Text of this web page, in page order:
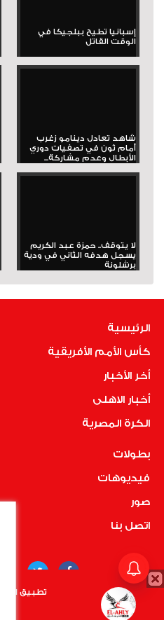
إسبانيا تطيح ببلجيكا في
الوقت القاتل
شاهد تعادل دينامو زغرب
أمام ثون في تصفيات دوري
الأبطال وعدم مشاركة...
لا يتوقف.. حمزة عبد الكريم
يسجل هدفه الثاني في ودية
برشلونة
الرئيسية
كأس الأمم الأفريقية
أخر الأخبار
أخبار الاهلى
الكرة المصرية
بطولات
فيديوهات
صور
اتصل بنا
| ALL RIGHTS RESERVED
تطبيق